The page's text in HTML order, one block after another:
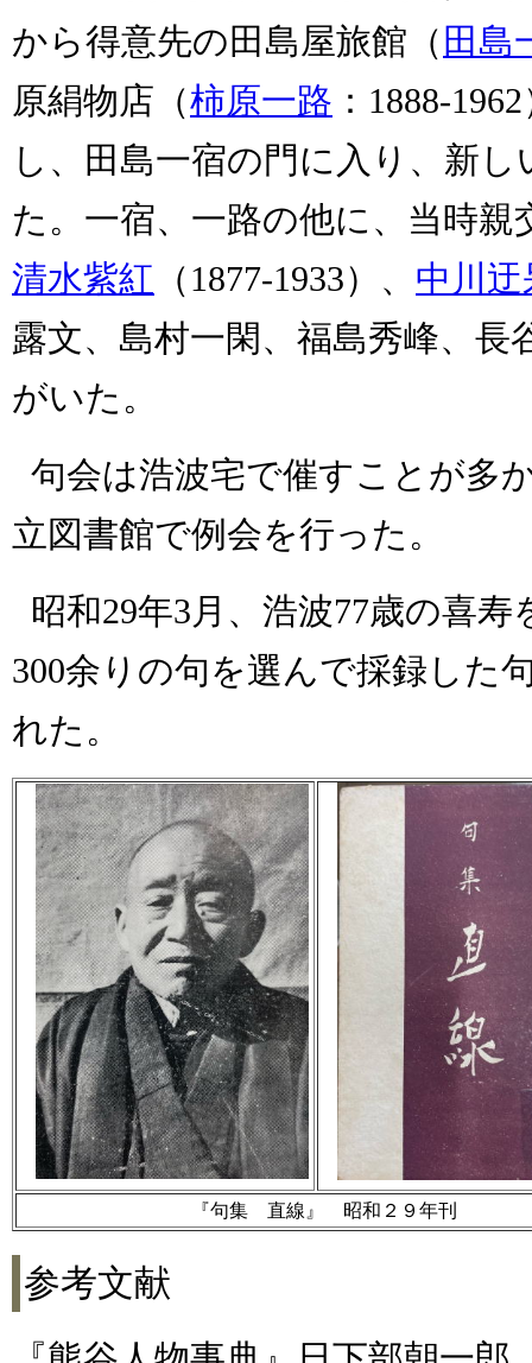
から得意先の田島屋旅館（ 田島
原絹物店（柿原一路 ： 1888-1962
し、田島一宿の門に入り、新
た。一宿、一路の他に、当時
清水紫紅 （1877-1933）、 中川迂
露文、島村一閑、福島秀峰、長
がいた。
句会は浩波宅で催すことが多
立図書館で例会を行った。
昭和29年3 月、浩波77歳の喜寿
300余りの句を選んで採録した
れた。
『句集 直線』 昭和２９年刊
参考文献